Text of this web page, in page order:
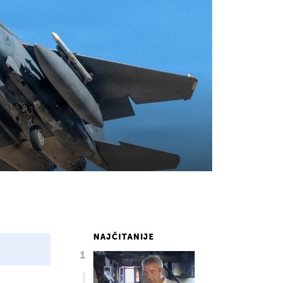
NAJČITANIJE